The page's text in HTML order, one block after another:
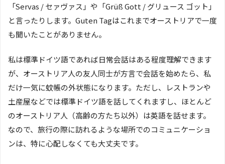
「Servas / セァヴァス」や「Grüß Gott / グリュース ゴット」
と言ったりします。Guten Tagはこれまでオーストリアで一度
も聞いたことがありません。
私は標準ドイツ語であれば日常会話はある程度理解できます
が、オーストリア人の友人同士が方言で会話を始めたら、私
だけ一気に蚊帳の外状態になります。ただし、レストランや
土産屋などでは標準ドイツ語を話してくれますし、ほとんど
のオーストリア人（高齢の方たち以外）は英語を話せます。
なので、旅行の際に訪れるような場所でのコミュニケーショ
ンは、特に心配しなくても大丈夫です。